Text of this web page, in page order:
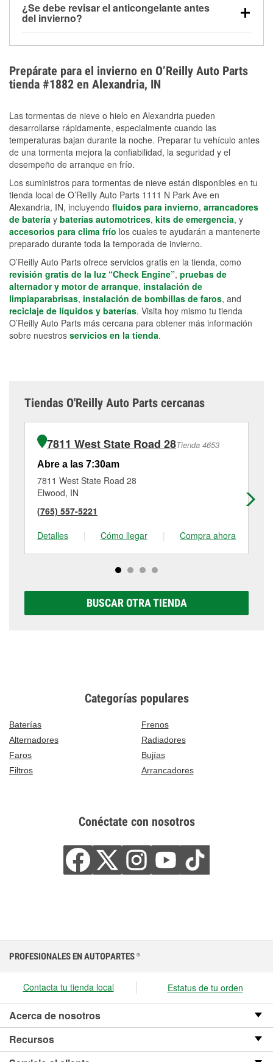
alrededor de 1 PSI por cada 10 °F que baja la
temperatura. Puedes obtener más información sobre
¿Se debe revisar el anticongelante antes
del invierno?
el sobrecalentamiento en condiciones de frío
extremo. Aprende cómo comprobar la protección
anticongelante en nuestra sección How-To.
Prepárate para el invierno en O’Reilly Auto Parts
tienda #1882 en Alexandria, IN
Las tormentas de nieve o hielo en Alexandria pueden
desarrollarse rápidamente, especialmente cuando las
temperaturas bajan durante la noche. Preparar tu vehículo antes
de una tormenta mejora la confiabilidad, la seguridad y el
desempeño de arranque en frío.
Los suministros para tormentas de nieve están disponibles en tu
tienda local de O’Reilly Auto Parts 1111 N Park Ave en
Alexandria, IN, incluyendo fluidos para invierno, arrancadores
de batería y baterías automotrices, kits de emergencia, y
accesorios para clima frío los cuales te ayudarán a mantenerte
preparado durante toda la temporada de invierno.
O’Reilly Auto Parts ofrece servicios gratis en la tienda, como
revisión gratis de la luz “Check Engine”, pruebas de
alternador y motor de arranque, instalación de
limpiaparabrisas, instalación de bombillas de faros, and
reciclaje de líquidos y baterías. Visita hoy mismo tu tienda
O’Reilly Auto Parts más cercana para obtener más información
sobre nuestros servicios en la tienda.
Tiendas O'Reilly Auto Parts cercanas
7811 West State Road 28Tienda 4653
Abre a las 7:30am
7811 West State Road 28
Elwood, IN
(765) 557-5221
Detalles
| Cómo llegar | Compra ahora
BUSCAR OTRA TIENDA
Categorías populares
Baterías
Frenos
Alternadores
Radiadores
Faros
Bujías
Filtros
Arrancadores
Conéctate con nosotros
PROFESIONALES EN AUTOPARTES ®
Contacta tu tienda local Estatus de tu orden
Acerca de nosotros
Recursos